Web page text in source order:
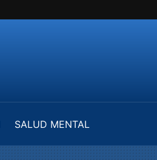
SALUD MENTAL